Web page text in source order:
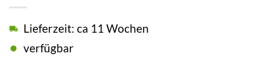
Lieferzeit: ca 11 Wochen
verfügbar